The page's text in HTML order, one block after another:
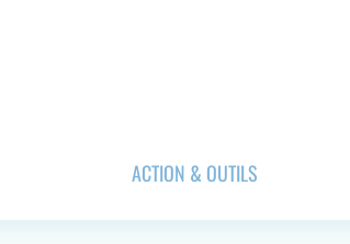
ACTION & OUTILS